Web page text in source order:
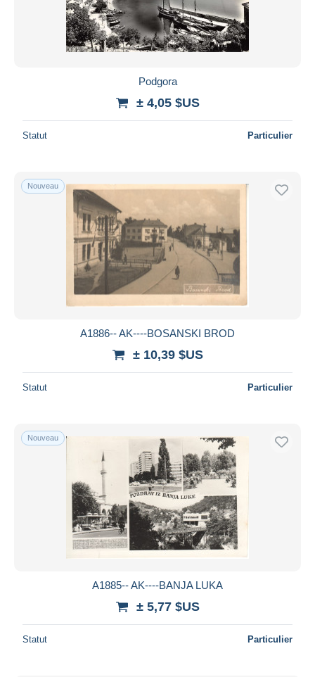
Podgora
± 4,05 $US
Statut Particulier
Nouveau
A1886-- AK----BOSANSKI BROD
± 10,39 $US
Statut Particulier
Nouveau
A1885-- AK----BANJA LUKA
± 5,77 $US
Statut Particulier